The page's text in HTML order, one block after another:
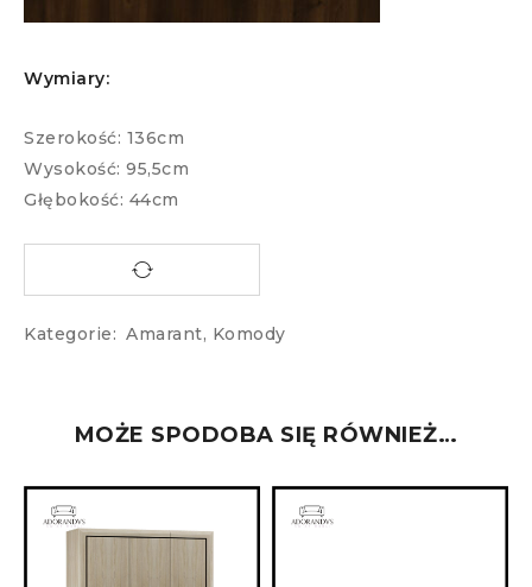
Wymiary:
Szerokość: 136cm
Wysokość: 95,5cm
Głębokość: 44cm
Kategorie: Amarant, Komody
MOŻE SPODOBA SIĘ RÓWNIEŻ…